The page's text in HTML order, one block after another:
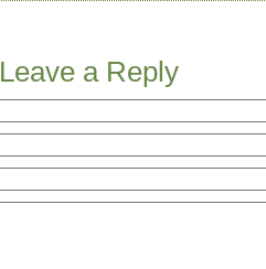
Leave a Reply